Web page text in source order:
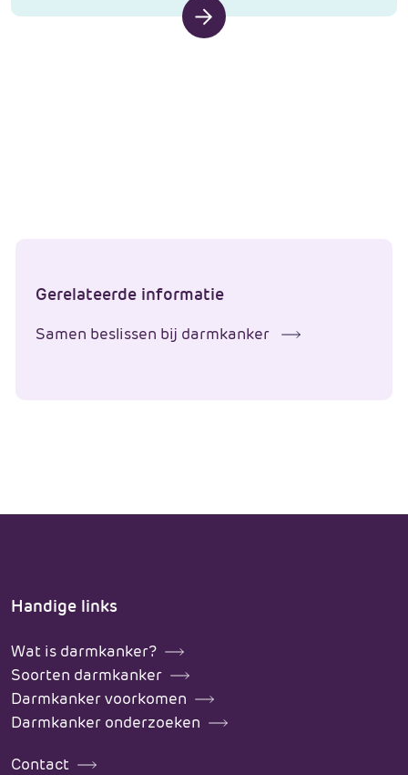
Gerelateerde informatie
Samen beslissen bij darmkanker
Handige links
Wat is darmkanker?
Soorten darmkanker
Darmkanker voorkomen
Darmkanker onderzoeken
Contact